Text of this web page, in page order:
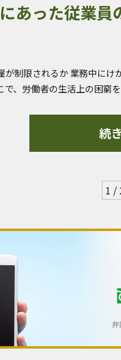
あった従業員
が制限されるか 業務中にけ
で、労働者の生活上の困窮
続
1 /